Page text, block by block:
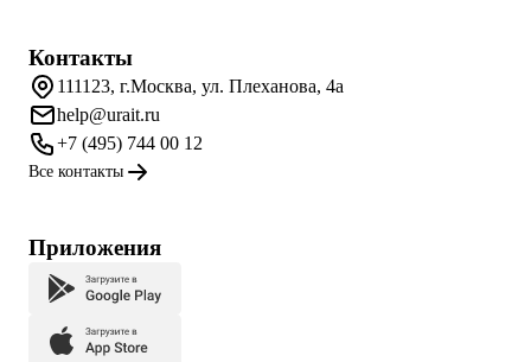
Контакты
111123, г.Москва, ул. Плеханова, 4а
help@urait.ru
+7 (495) 744 00 12
Все контакты
Приложения